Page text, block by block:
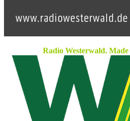
Radio Westerwald.